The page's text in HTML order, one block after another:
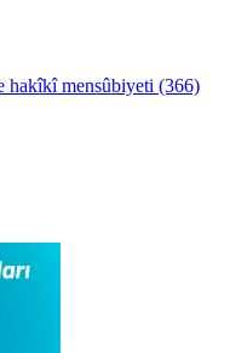
hakîkî mensûbiyeti (366)